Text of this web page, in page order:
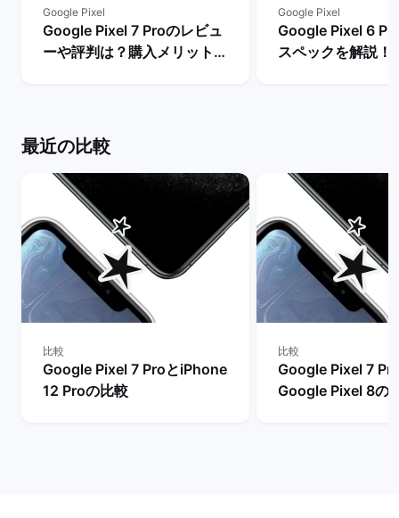
Google Pixel
Google Pixel 7 Proのレビュ
ーや評判は？購入メリットと
Google Pixel
Google Pixel 6
スペックを解説！
最近の比較
比較
Google Pixel 7 ProとiPhone
12 Proの比較
比較
Google Pixel 7
Google Pixel 8の